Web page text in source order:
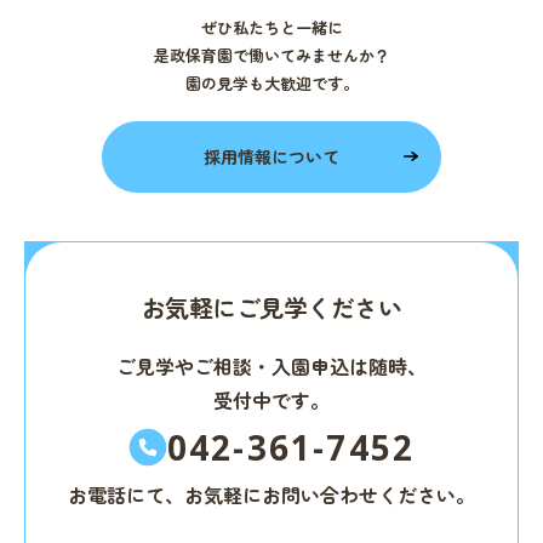
ぜひ私たちと一緒に
是政保育園で働いてみませんか？
園の見学も大歓迎です。
採用情報について
お気軽にご見学ください
ご見学やご相談・入園申込は随時、
受付中です。
042-361-7452
お電話にて、お気軽にお問い合わせください。